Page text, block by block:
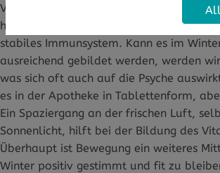
Vitamin D unterstützt nicht nur das
hilft auch bei bestimmten Krankheiten
stabiles Immunsystem. Kann es im
ausreichend gebildet werden, werden
was sich oft auch auf die Psyche
es in der Apotheke in Tablettenform,
Ein Spaziergang an der frischen Luft,
Sonnenlicht, hilft bei der Bildung des
Überhaupt ist Bewegung ein weiteres
Winter positiv gestimmt und fit zu